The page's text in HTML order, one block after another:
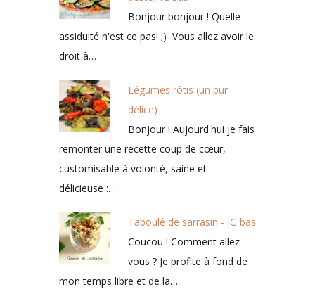
Bonjour bonjour ! Quelle
assiduité n'est ce pas! ;) Vous allez avoir le
droit à…
Légumes rôtis (un pur
délice)
Bonjour ! Aujourd'hui je fais
remonter une recette coup de cœur,
customisable à volonté, saine et
délicieuse :…
Taboulé de sarrasin - IG bas
Coucou ! Comment allez
vous ? Je profite à fond de
mon temps libre et de la…